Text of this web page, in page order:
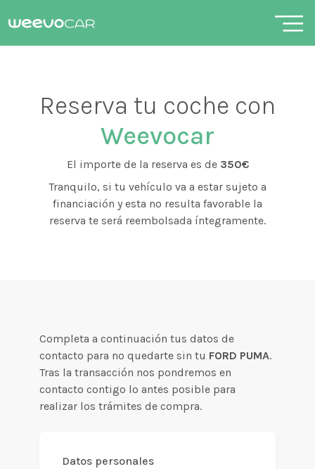
Reserva tu coche con
Weevocar
El importe de la reserva es de 350€
Tranquilo, si tu vehículo va a estar sujeto a
financiación y esta no resulta favorable la
reserva te será reembolsada íntegramente.
Completa a continuación tus datos de
contacto para no quedarte sin tu FORD PUMA.
Tras la transacción nos pondremos en
contacto contigo lo antes posible para
realizar los trámites de compra.
Datos personales